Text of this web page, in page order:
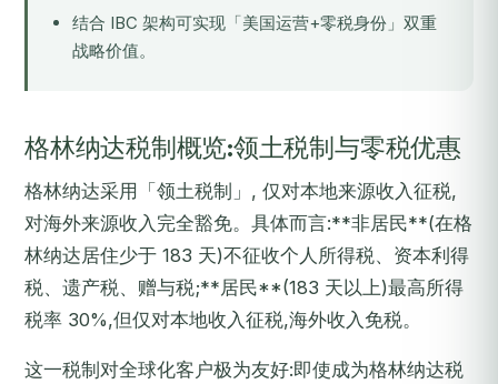
结合 IBC 架构可实现「美国运营+零税身份」双重
战略价值。
格林纳达税制概览:领土税制与零税优惠
格林纳达采用「领土税制」, 仅对本地来源收入征税,
对海外来源收入完全豁免。具体而言:**非居民**(在格
林纳达居住少于 183 天)不征收个人所得税、资本利得
税、遗产税、赠与税;**居民**(183 天以上)最高所得
税率 30%,但仅对本地收入征税,海外收入免税。
这一税制对全球化客户极为友好:即使成为格林纳达税